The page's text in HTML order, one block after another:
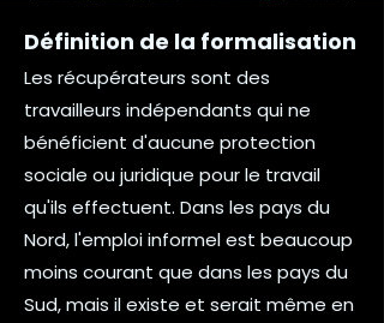
Définition de la formalisation
Les récupérateurs sont des
travailleurs indépendants qui ne
bénéficient d'aucune protection
sociale ou juridique pour le travail
qu'ils effectuent. Dans les pays du
Nord, l'emploi informel est beaucoup
moins courant que dans les pays du
Sud, mais il existe et serait même en